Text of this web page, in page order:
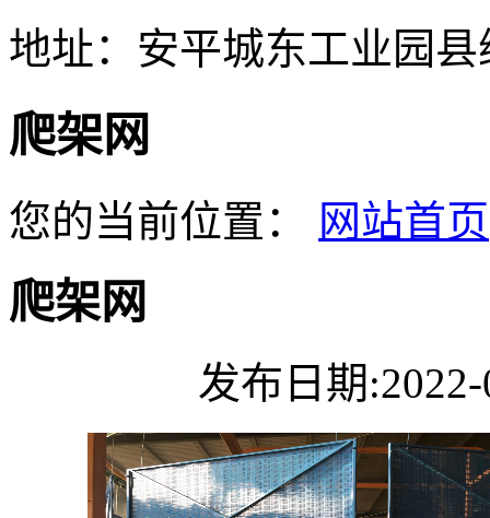
地址：安平城东工业园县
爬架网
您的当前位置： 网站首页
爬架网
发布日期